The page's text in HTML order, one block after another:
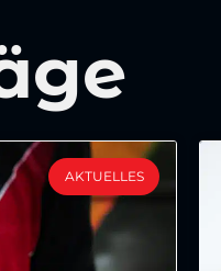
AKTUELLES